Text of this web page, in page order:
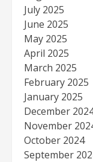
July 2025
June 2025
May 2025
April 2025
March 2025
February 2025
January 2025
December
November
October 2024
September